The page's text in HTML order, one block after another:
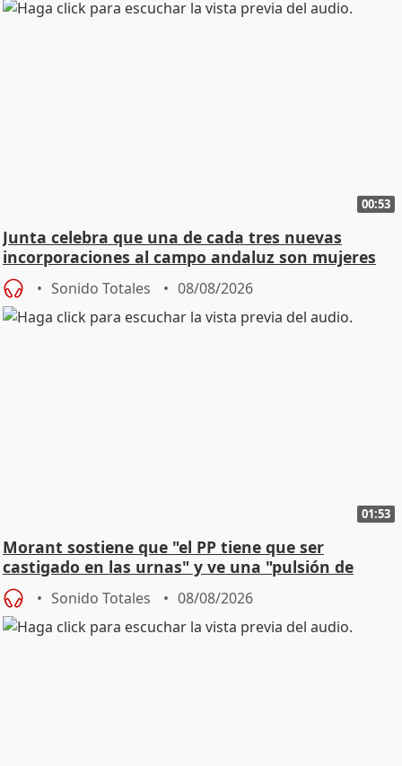
00:53
Junta celebra que una de cada tres nuevas
incorporaciones al campo andaluz son mujeres
jóvenes
Sonido Totales 08/08/2026
01:53
Morant sostiene que "el PP tiene que ser
castigado en las urnas" y ve una "pulsión de
cambio"
Sonido Totales 08/08/2026